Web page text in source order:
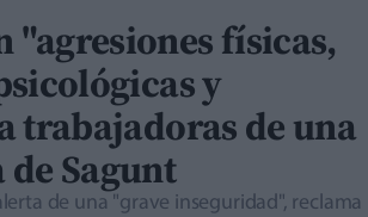
"agresiones físicas,
y
trabajadoras de una
Sagunt
de una "grave inseguridad", reclama